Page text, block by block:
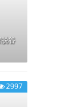
谷
2997